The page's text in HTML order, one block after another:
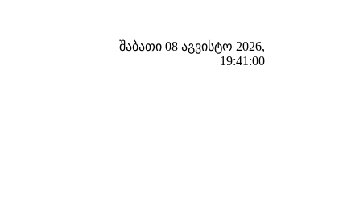
შაბათი 08 აგვისტო 2026,
19:41:01